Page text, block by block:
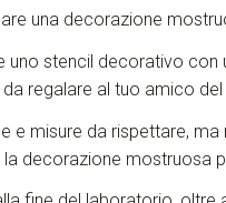
una decorazione
uno stencil decorativo
regalare al tuo amico del
e misure da rispettare,
la decorazione mostruosa